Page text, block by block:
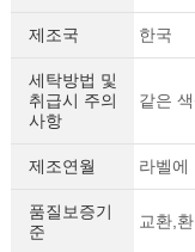
제조국 한국
세탁방법 및
취급시 주의
사항
같은
제조연월 라벨에
품질보증기
준
교환,